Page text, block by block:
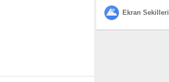
Ekran Sekilleri